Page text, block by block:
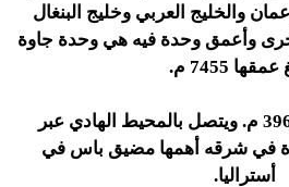
عمان والخليج العربي وخليج البنغال
وأعمق وحدة فيه هي وحدة جاوة
7455 م.
أما معدل عمقه فهو 3963 م. ويتصل بالمحيط الهادي عبر
في شرقه أهمها مضيق باس في
أستراليا.